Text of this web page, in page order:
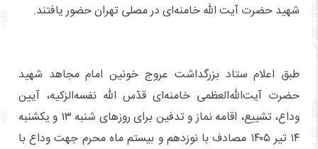
شهید حضرت آیت الله خامنه‌ای در مصلی تهران حضور یافتند.
طبق اعلام ستاد بزرگداشت عروج خونین امام مجاهد شهید
حضرت آیت‌الله‌العظمی خامنه‌ای قدّس الله نفسه‌الزکیه، آیین
وداع، تشییع، اقامه نماز و تدفین برای روزهای شنبه ۱۳ و یکشنبه
۱۴ تیر ۱۴۰۵ مصادف با نوزدهم و بیستم ماه محرم جهت وداع با